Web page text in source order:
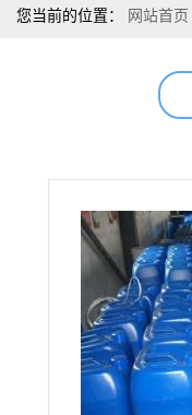
您当前的位置： 网站首页